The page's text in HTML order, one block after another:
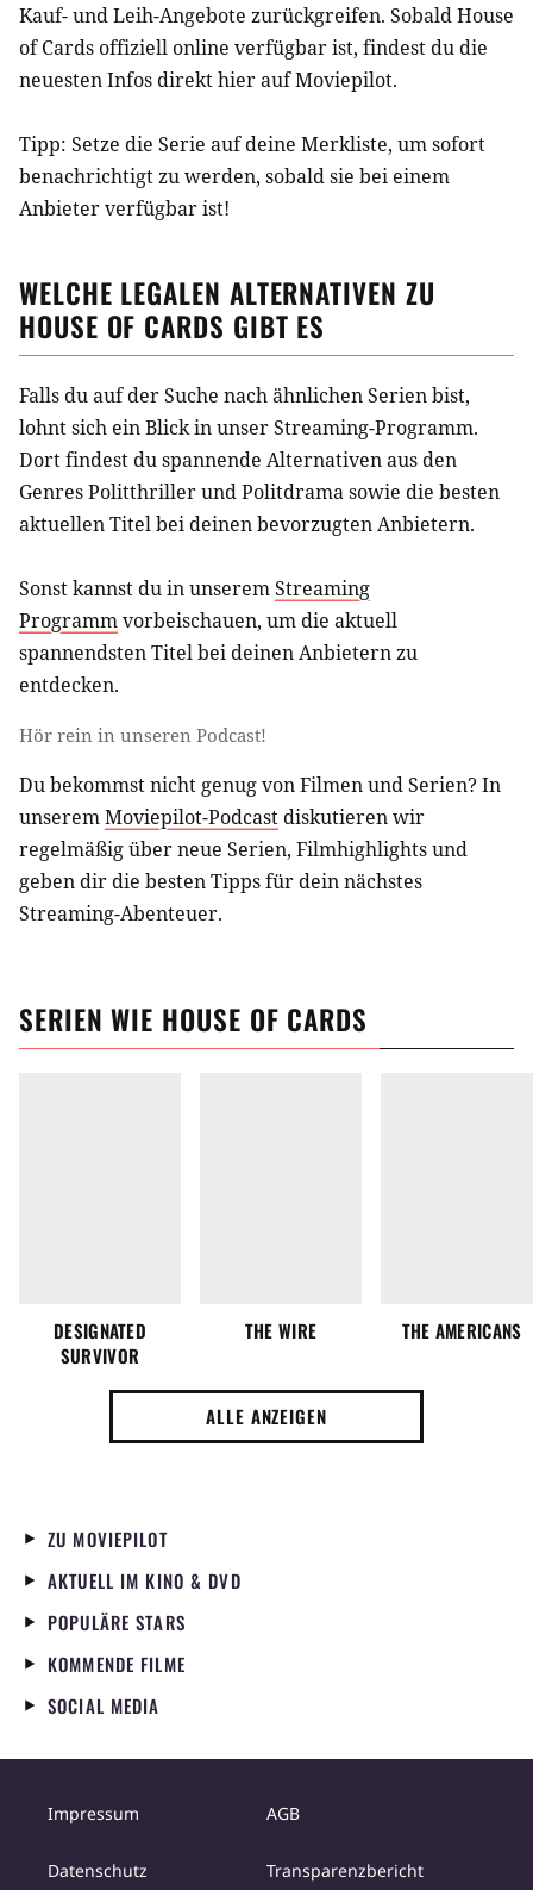
Kauf- und Leih-Angebote zurückgreifen. SobaldHouse
of Cards offiziell online verfügbar ist, findest du die
neuesten Infos direkt hier auf Moviepilot.
Tipp: Setze die Serie auf deine Merkliste, um sofort
benachrichtigt zu werden, sobald sie bei einem
Anbieter verfügbar ist!
WELCHE LEGALEN ALTERNATIVEN ZU
HOUSE OF CARDS GIBT ES
Falls du auf der Suche nach ähnlichenSerienbist,
lohnt sich ein Blick in unser Streaming-Programm.
Dort findest du spannende Alternativen aus den
Genres Politthriller und Politdramasowie die besten
aktuellen Titel bei deinen bevorzugten Anbietern.
Sonst kannst du in unseremStreaming
Programmvorbeischauen, um die aktuell
spannendsten Titel bei deinen Anbietern zu
entdecken.
Hör rein in unseren Podcast!
Du bekommst nicht genug von Filmen und Serien? In
unseremMoviepilot-Podcast diskutieren wir
regelmäßig über neue Serien, Filmhighlights und
geben dir die besten Tipps für dein nächstes
Streaming-Abenteuer.
SERIEN WIE HOUSE OF CARDS
DESIGNATED
SURVIVOR
THE WIRE THE AMERICANS
ALLE ANZEIGEN
ZU MOVIEPILOT
AKTUELL IM KINO & DVD
POPULÄRE STARS
KOMMENDE FILME
SOCIAL MEDIA
Impressum AGB
Datenschutz Transparenzbericht